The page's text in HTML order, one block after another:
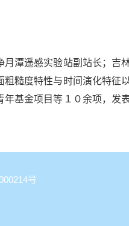
潭遥感实验站副站长；吉
糙度特性与时间演化特征
基金项目等１０余项，发
号